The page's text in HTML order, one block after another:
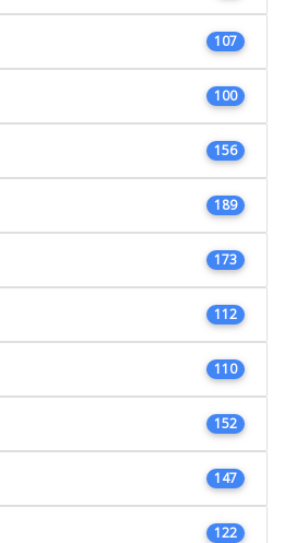
107
100
156
189
173
112
110
152
147
122